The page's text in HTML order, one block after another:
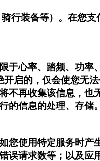
行装备等）。在您
于心率、踏频、功
启的，仅会使您无
不再收集该信息，也
的信息的处理、存储。
您使用特定服务时产
误请求数等；以及应